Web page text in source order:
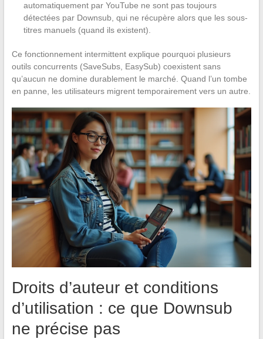
automatiquement par YouTube ne sont pas toujours
détectées par Downsub, qui ne récupère alors que les sous-
titres manuels (quand ils existent).
Ce fonctionnement intermittent explique pourquoi plusieurs
outils concurrents (SaveSubs, EasySub) coexistent sans
qu’aucun ne domine durablement le marché. Quand l’un tombe
en panne, les utilisateurs migrent temporairement vers un autre.
Droits d’auteur et conditions
d’utilisation : ce que Downsub
ne précise pas